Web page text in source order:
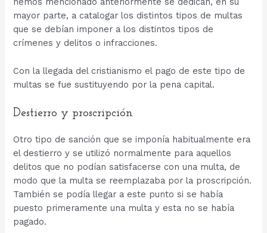
mayor parte, a catalogar los distintos tipos de multas
que se debían imponer a los distintos tipos de
crímenes y delitos o infracciones.
Con la llegada del cristianismo el pago de este tipo de
multas se fue sustituyendo por la pena capital.
Destierro y proscripción
Otro tipo de sanción que se imponía habitualmente era
el destierro y se utilizó normalmente para aquellos
delitos que no podían satisfacerse con una multa, de
modo que la multa se reemplazaba por la proscripción.
También se podía llegar a este punto si se había
puesto primeramente una multa y esta no se había
pagado.